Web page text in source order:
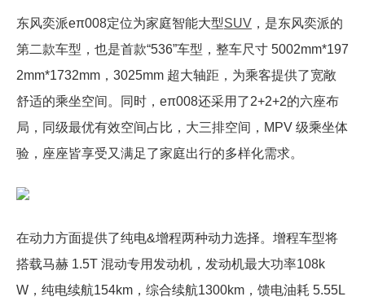
东风奕派eπ008定位为家庭智能大型SUV ，是东风奕派的
第二款车型，也是首款“536”车型，整车尺寸 5002mm*197
2mm*1732mm，3025mm 超大轴距，为乘客提供了宽敞
舒适的乘坐空间。同时，eπ008还采用了2+2+2的六座布
局，同级最优有效空间占比，大三排空间，MPV 级乘坐体
验，座座皆享受又满足了家庭出行的多样化需求。
在动力方面提供了纯电&增程两种动力选择。增程车型将
搭载马赫 1.5T 混动专用发动机，发动机最大功率108k
W，纯电续航154km，综合续航1300km，馈电油耗 5.55L